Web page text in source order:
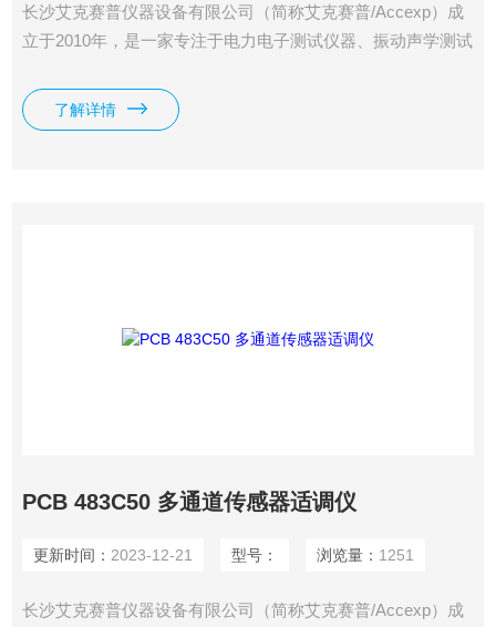
长沙艾克赛普仪器设备有限公司（简称艾克赛普/Accexp）成
立于2010年，是一家专注于电力电子测试仪器、振动声学测试
公司。公司具有10余年从业经验，拥有**的研发技术团队和销
售团队。PCB 483C30 多通道传感器适调仪。
了解详情
PCB 483C50 多通道传感器适调仪
更新时间： 2023-12-21 型号： 浏览量： 1251
长沙艾克赛普仪器设备有限公司（简称艾克赛普/Accexp）成